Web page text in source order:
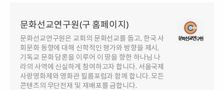
문화선교연구원(구 홈페이지)
문화선교연구원은 교회의 문화선교를 돕고, 한국 사
회문화 동향에 대해 신학적인 평가와 방향을 제시,
기독교 문화 담론을 이루어 이 땅을 향한 하나님 나
라의 사역에 신실하게 참여하고자 합니다. 서울국제
사랑영화제와 영화관 필름포럼과 함께 합니다. 모든
콘텐츠의 무단전재 및 재배포를 금합니다.